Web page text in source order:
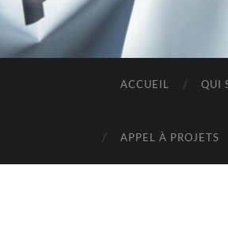
ACCUEIL QUI
APPEL À PROJETS